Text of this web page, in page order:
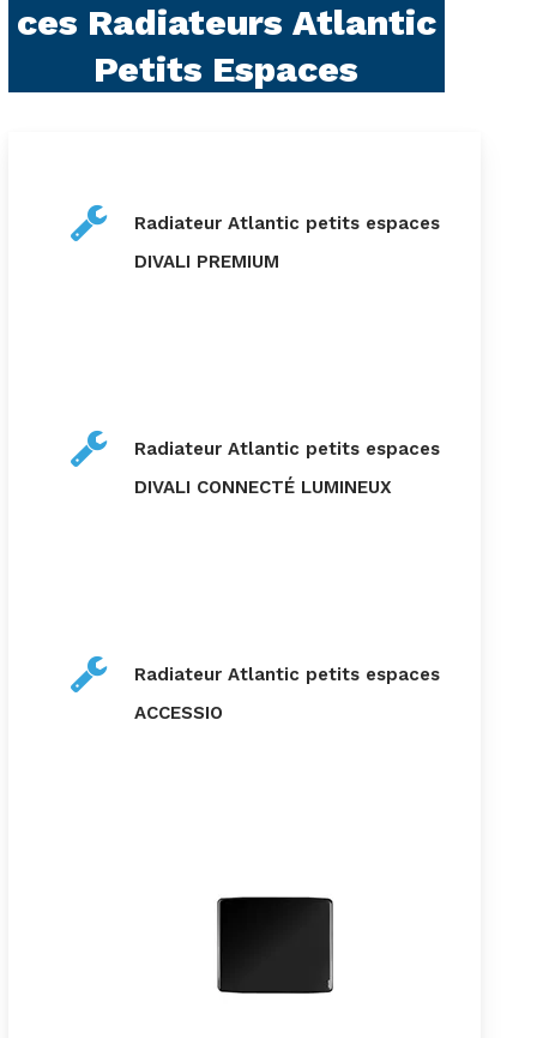
ces Radiateurs Atlantic
Petits Espaces
Radiateur Atlantic petits espaces
DIVALI PREMIUM
Radiateur Atlantic petits espaces
DIVALI CONNECTÉ LUMINEUX
Radiateur Atlantic petits espaces
ACCESSIO